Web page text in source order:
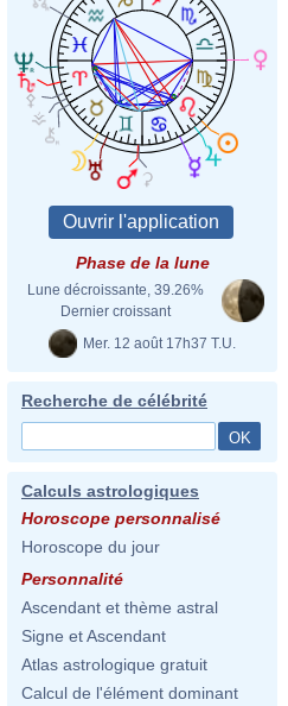
Phase de la lune
Lune décroissante, 39.26%
Dernier croissant
Mer. 12 août 17h37 T.U.
Recherche de célébrité
Calculs astrologiques
Horoscope personnalisé
Horoscope du jour
Personnalité
Ascendant et thème astral
Signe et Ascendant
Atlas astrologique gratuit
Calcul de l'élément dominant